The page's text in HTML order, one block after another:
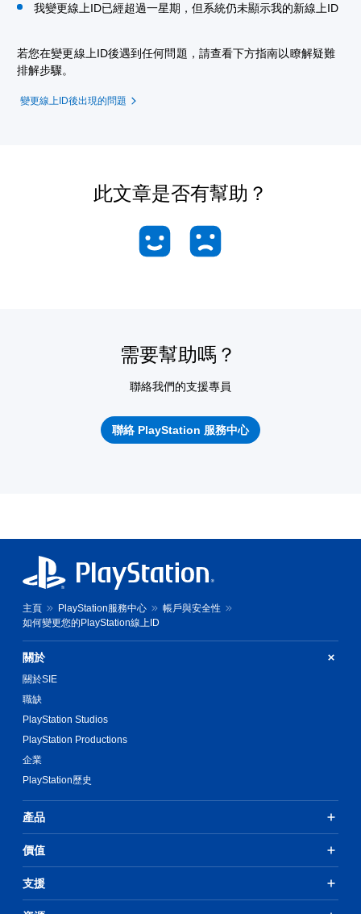
我變更線上ID已經超過一星期，但系統仍未顯示我的新線上ID
若您在變更線上ID後遇到任何問題，請查看下方指南以瞭解疑難
排解步驟。
變更線上ID後出現的問題
此文章是否有幫助？
需要幫助嗎？
聯絡我們的支援專員
聯絡 PlayStation 服務中心
主頁 PlayStation服務中心
帳戶與安全性
如何變更您的PlayStation線上ID
關於
關於SIE
職缺
PlayStation Studios
PlayStation Productions
企業
PlayStation歷史
產品
價值
支援